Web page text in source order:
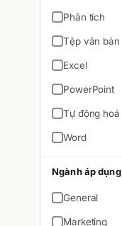
Phân tích
Tệp văn bản
Excel
PowerPoint
Tự động hoá
Word
Ngành áp dụng
General
Marketing